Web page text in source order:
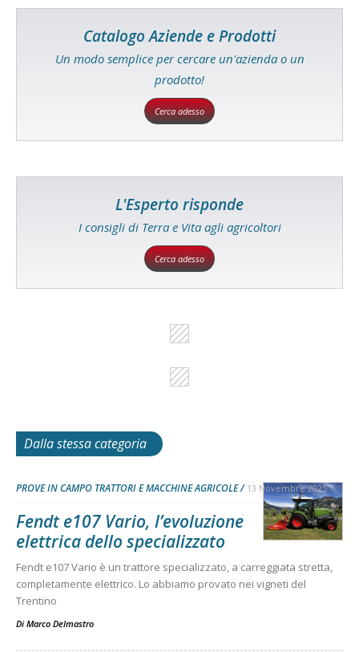
Catalogo Aziende e Prodotti
Un modo semplice per cercare un'azienda o un
prodotto!
Cerca adesso
L'Esperto risponde
I consigli di Terra e Vita agli agricoltori
Cerca adesso
Dalla stessa categoria
PROVE IN CAMPO TRATTORI E MACCHINE AGRICOLE 13 Novembre 2025
Fendt e107 Vario, l’evoluzione
elettrica dello specializzato
Fendt e107 Vario è un trattore specializzato, a carreggiata stretta,
completamente elettrico. Lo abbiamo provato nei vigneti del
Trentino
Di Marco Delmastro